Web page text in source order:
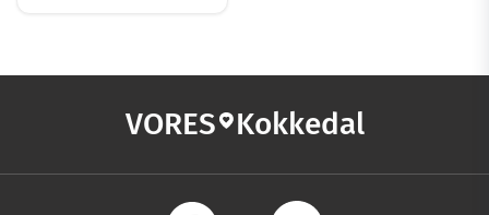
VORES Kokkedal